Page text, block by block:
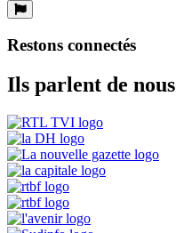
Restons connectés
Ils parlent de nous